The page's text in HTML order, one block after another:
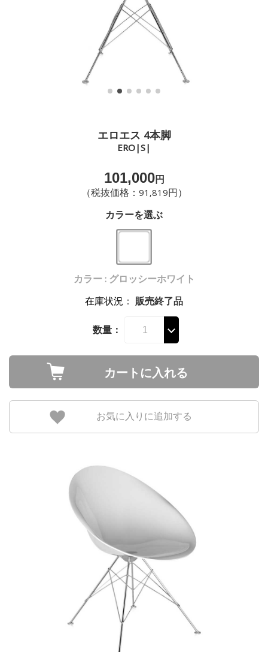
エロエス 4本脚
ERO|S|
101,000円
（税抜価格：91,819円）
カラーを選ぶ
カラー : グロッシーホワイト
在庫状況 ： 販売終了品
数量：
カートに入れる
お気に入りに追加する